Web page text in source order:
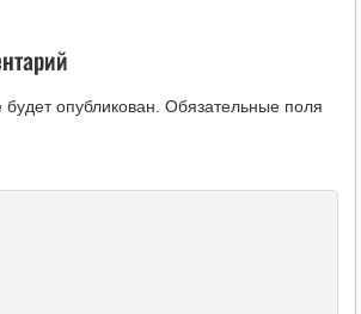
опубликован. Обязательные поля